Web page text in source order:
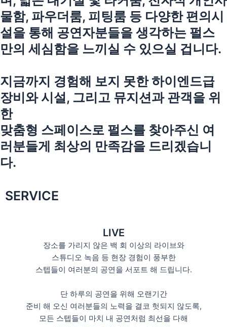
물함, 파우더룸, 피팅룸 등 다양한 편의시
설을 통해 공연자분들을 생각하는 펄스
만의 세심함을 느끼실 수 있으실 겁니다.
지금까지 경험해 보지 못한 하이엔드급
장비와 시설, 그리고 뮤지션과 관객을 위
한
맞춤형 스페이스로 펄스를 찾아주신 여
러분들게 최상의 만족감을 드리겠습니
다.
SERVICE
LIVE
장소를 가리지 않은 백 회 이상의 라이브와
스튜디오 녹음 등 현장 경험이 풍부한
스텝들이 여러분의 공연을 서포트 해 드립니다.
단 하루의 공연을 위해 오랜기간
준비 해 오신 여러분들의 노력을 결코 헛되지 않도록,
모든 스텝들이 마치 내 공연처럼 최선을 다해